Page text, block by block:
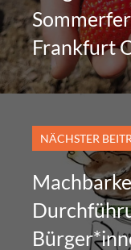
Frankfurt
NÄCHSTER